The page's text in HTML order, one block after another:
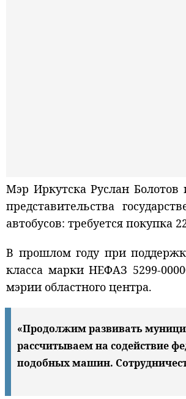
Мэр Иркутска Руслан Болотов
представительства
автобусов: требуется
В прошлом году при
класса марки НЕФАЗ 5299-
мэрии областного центра.
«Продолжим развивать
рассчитываем на содействие
подобных машин.